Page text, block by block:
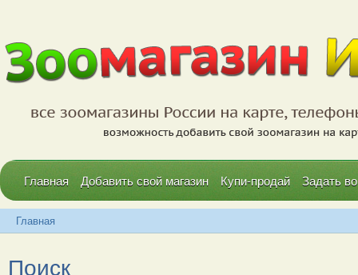
Главная Добавить свой магазин Купи-продай Задать
Главная
Поиск